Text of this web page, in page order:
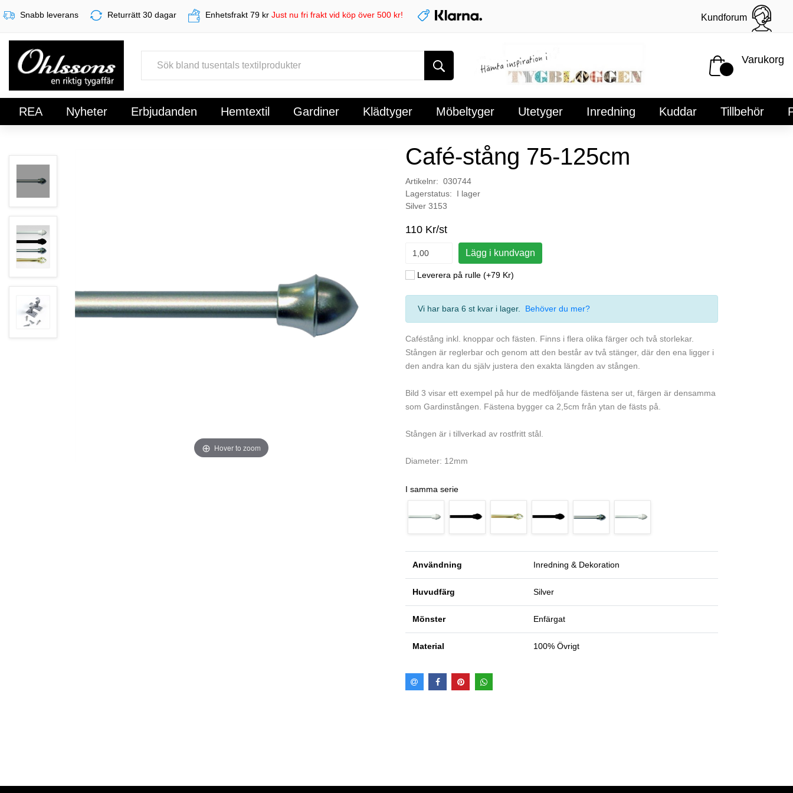
Snabb leverans Returrätt 30 dagar Enhetsfrakt 79 kr Just nu fri frakt vid köp över 500 kr! Kundforum
Varukorg
REA Nyheter Erbjudanden Hemtextil Gardiner Klädtyger Möbeltyger Utetyger Inredning Kuddar Tillbehör
Hover to zoom
Café-stång 75-125cm
Artikelnr: 030744
Lagerstatus: I lager
Silver 3153
110 Kr/st
Lägg i kundvagn
Leverera på rulle (+79 Kr)
Vi har bara 6 st kvar i lager. Behöver du mer?
Caféstång inkl. knoppar och fästen. Finns i flera olika färger och två storlekar.
Stången är reglerbar och genom att den består av två stänger, där den ena ligger i
den andra kan du själv justera den exakta längden av stången.
Bild 3 visar ett exempel på hur de medföljande fästena ser ut, färgen är densamma
som Gardinstången. Fästena bygger ca 2,5cm från ytan de fästs på.
Stången är i tillverkad av rostfritt stål.
Diameter: 12mm
I samma serie
Användning Inredning & Dekoration
Huvudfärg Silver
Mönster Enfärgat
Material 100% Övrigt